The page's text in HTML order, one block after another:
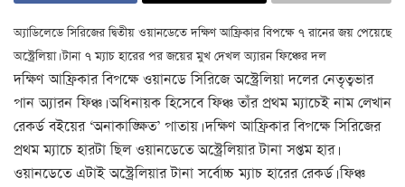
অ্যাডিলেডে সিরিজের দ্বিতীয় ওয়ানডেতে দক্ষিণ আফ্রিকার বিপক্ষে ৭ রানের জয় পেয়েছে
অস্ট্রেলিয়া। টানা ৭ ম্যাচ হারের পর জয়ের মুখ দেখল অ্যারন ফিঞ্চের দল
দক্ষিণ আফ্রিকার বিপক্ষে ওয়ানডে সিরিজে অস্ট্রেলিয়া দলের নেতৃত্বভার
পান অ্যারন ফিঞ্চ। অধিনায়ক হিসেবে ফিঞ্চ তাঁর প্রথম ম্যাচেই নাম লেখান
রেকর্ড বইয়ের ‘অনাকাঙ্ক্ষিত’ পাতায়। দক্ষিণ আফ্রিকার বিপক্ষে সিরিজের
প্রথম ম্যাচে হারটা ছিল ওয়ানডেতে অস্ট্রেলিয়ার টানা সপ্তম হার।
ওয়ানডেতে এটাই অস্ট্রেলিয়ার টানা সর্বোচ্চ ম্যাচ হারের রেকর্ড। ফিঞ্চ